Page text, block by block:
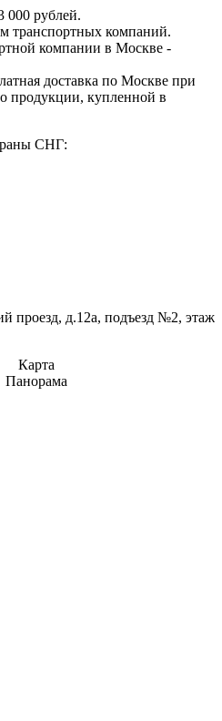
000 рублей.
транспортных компаний.
компании в Москве -
доставка по Москве при
продукции, купленной в
СНГ:
проезд, д.12а, подъезд №2, этаж
Карта
Панорама